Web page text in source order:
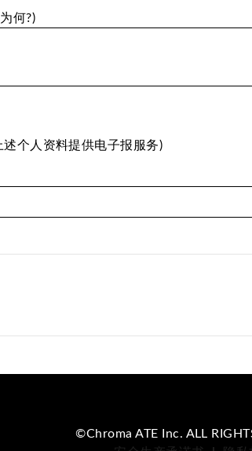
何?)
个人资料提供电子报服务)
©Chroma ATE Inc. ALL